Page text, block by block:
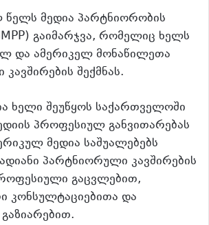
წელს მედია პარტნიორობის
გაიმარჯვა, რომელიც ხელს
და ამერიკელ მონაწილეთა
შექმნას.
ხელი შეუწყოს საქართველოში
პროფესიულ განვითარებას
მედია საშუალებებს
პარტნიორული კავშირების
გაცვლებით,
კონსულტაციებითა და